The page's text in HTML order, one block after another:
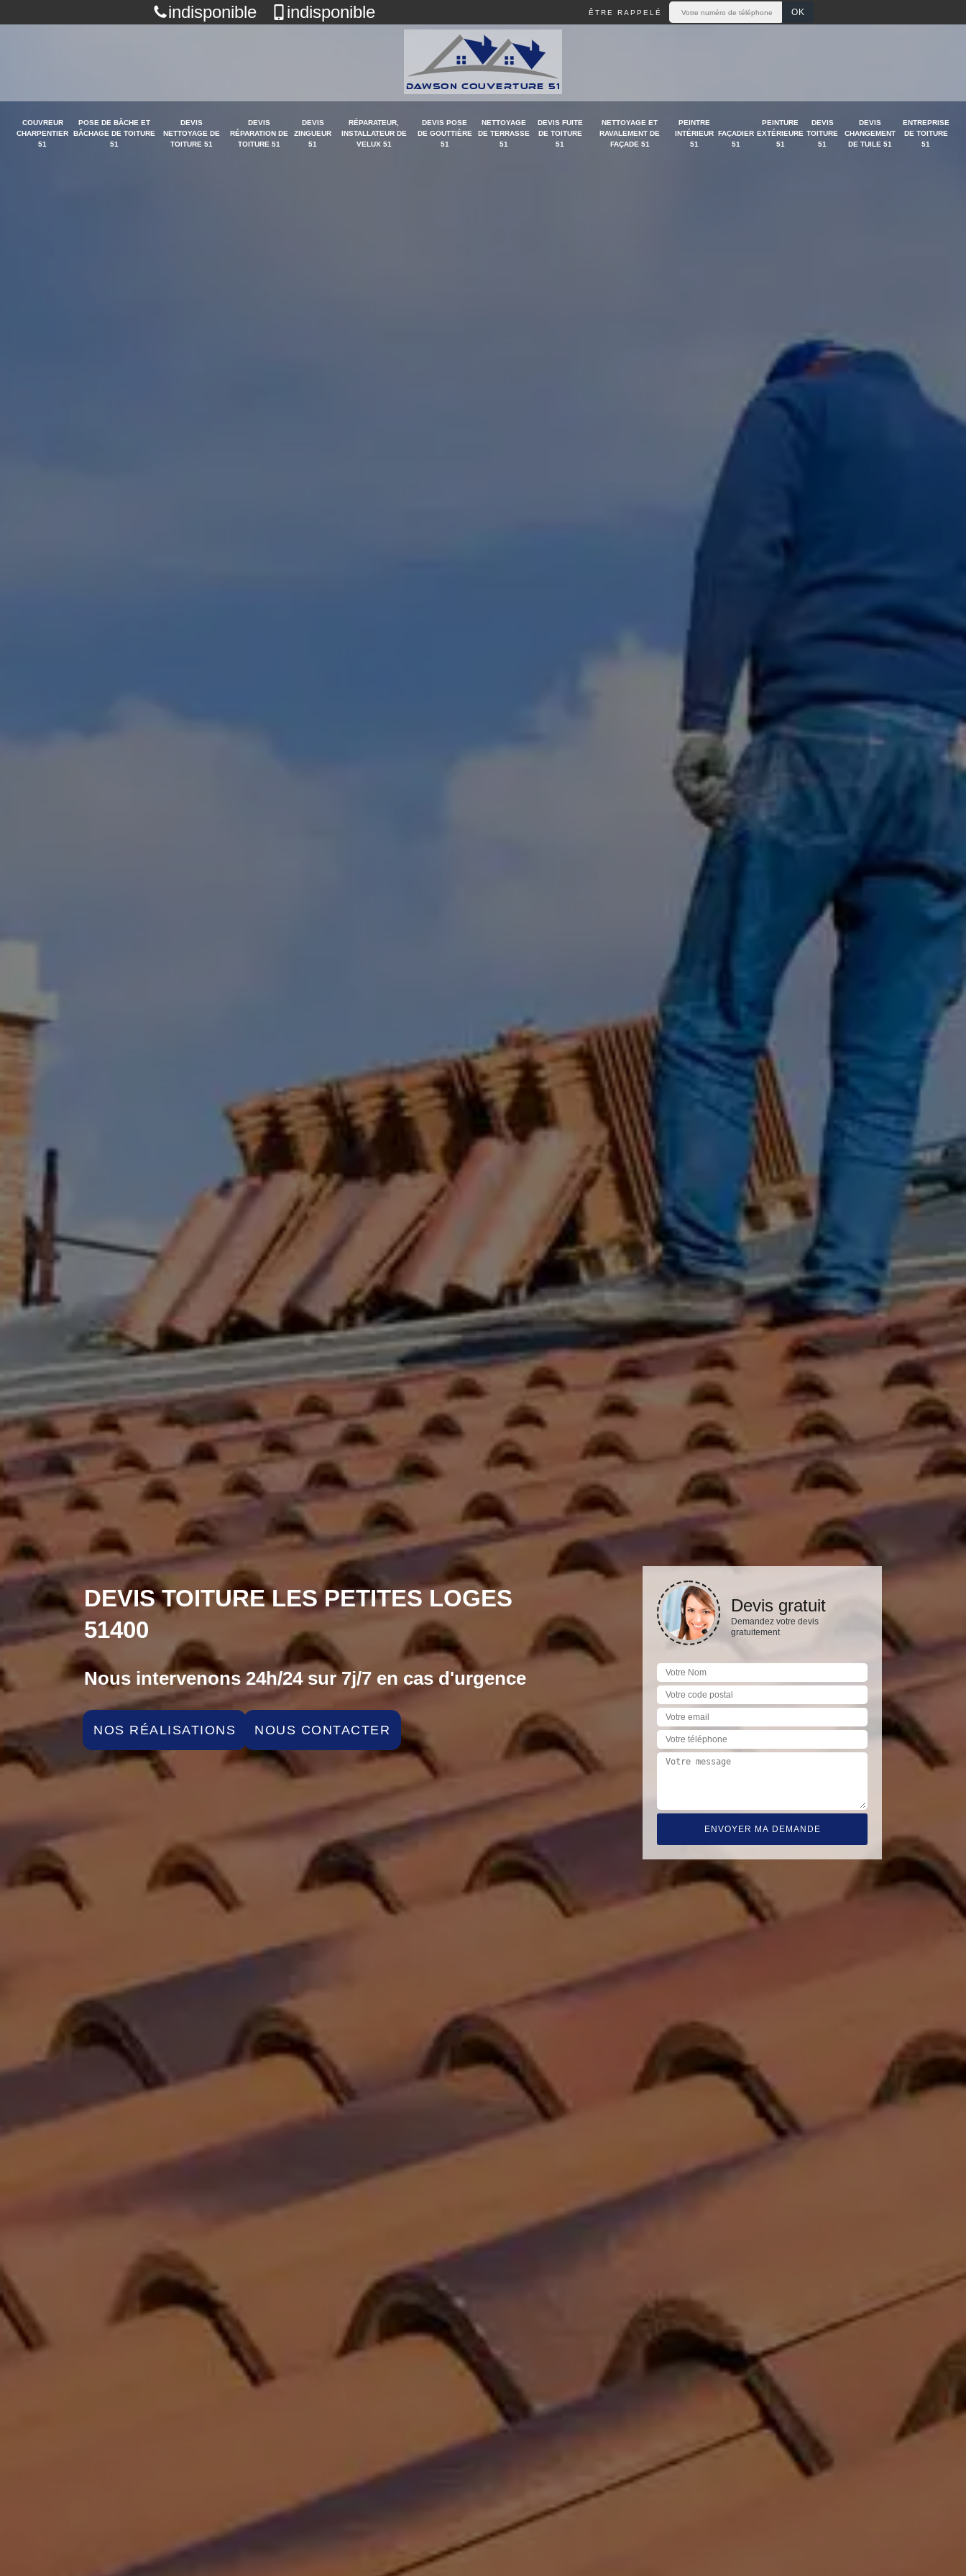
indisponible indisponible ÊTRE RAPPELÉ
COUVREUR
CHARPENTIER
51
POSE DE BÂCHE ET
BÂCHAGE DE TOITURE
51
DEVIS
NETTOYAGE DE
TOITURE 51
DEVIS
RÉPARATION DE
TOITURE 51
DEVIS
ZINGUEUR
51
RÉPARATEUR,
INSTALLATEUR DE
VELUX 51
DEVIS POSE
DE GOUTTIÈRE
51
NETTOYAGE
DE TERRASSE
51
DEVIS FUITE
DE TOITURE
51
NETTOYAGE ET
RAVALEMENT DE
FAÇADE 51
PEINTRE
INTÉRIEUR
51
FAÇADIER
51
PEINTURE
EXTÉRIEURE
51
DEVIS
TOITURE
51
DEVIS
CHANGEMENT
DE TUILE 51
ENTREPRISE
DE TOITURE
51
DEVIS TOITURE LES PETITES LOGES
51400
Nous intervenons 24h/24 sur 7j/7 en cas d'urgence
NOS RÉALISATIONS NOUS CONTACTER
Devis gratuit
Demandez votre devis
gratuitement